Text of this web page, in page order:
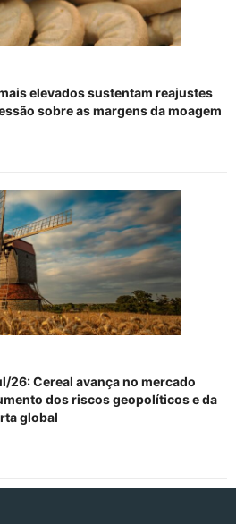
elevados sustentam reajustes
sobre as margens da moagem
26: Cereal avança no mercado
dos riscos geopolíticos e da
global